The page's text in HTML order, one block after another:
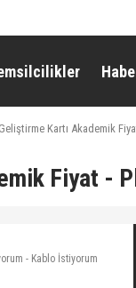
Kartı Akademik
Fiyat -